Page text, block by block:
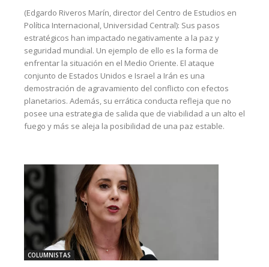
(Edgardo Riveros Marín, director del Centro de Estudios en
Política Internacional, Universidad Central): Sus pasos
estratégicos han impactado negativamente a la paz y
seguridad mundial. Un ejemplo de ello es la forma de
enfrentar la situación en el Medio Oriente. El ataque
conjunto de Estados Unidos e Israel a Irán es una
demostración de agravamiento del conflicto con efectos
planetarios. Además, su errática conducta refleja que no
posee una estrategia de salida que de viabilidad a un alto el
fuego y más se aleja la posibilidad de una paz estable.
COLUMNISTAS